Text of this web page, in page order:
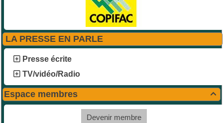
LA PRESSE EN PARLE
Presse écrite
TV/vidéo/Radio

Espace membres
Devenir membre